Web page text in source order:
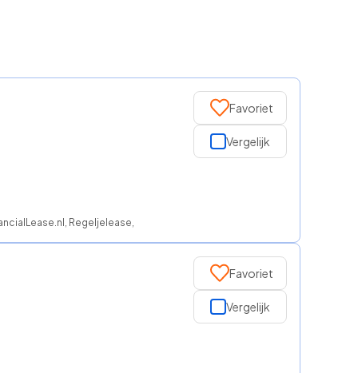
Regeljelease, ROS finance
Favoriet
Vergelijk
Favoriet
Vergelijk